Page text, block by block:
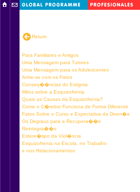
Return
Para Familiares e Amigos
Uma Mensagem para Tutores
Uma Mensagem para os Adolescentes
Arme-se com os Fatos
Conseq��ncias do Estigma
Mitos sobre a Esquizofrenia
Quais as Causas da Esquizofrenia?
Como o C�rebro Funciona de Forma Diferente
Fatos Sobre o Curso e Expectativa da Doen�a
Os Degraus para a Recupera��o
Reintegra��o
Estere�tipo da Viol�ncia
Esquizofrenia na Escola, no Trabalho
e nos Relacionamentos